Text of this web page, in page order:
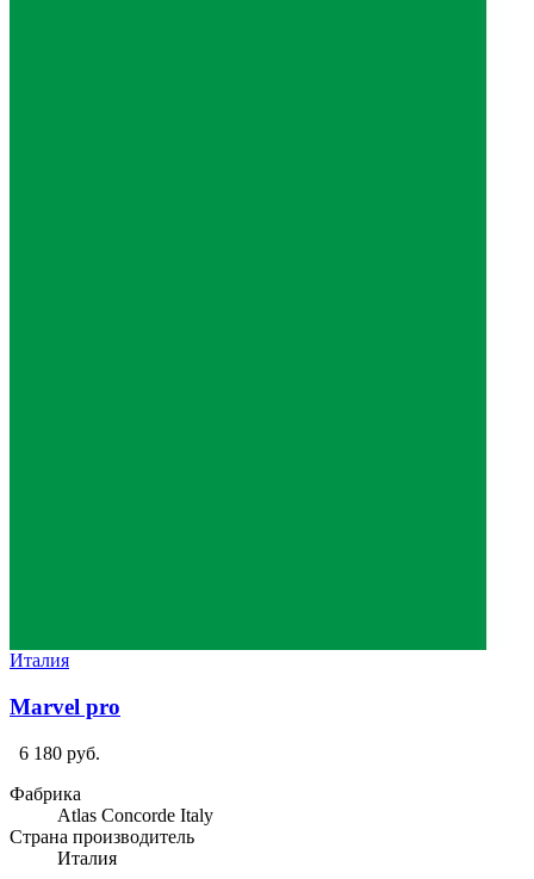
Италия
Marvel pro
6 180 руб.
Фабрика
Atlas Concorde Italy
Страна производитель
Италия